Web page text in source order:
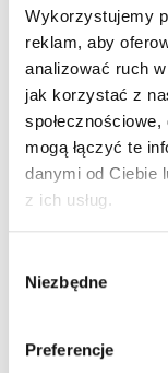
Wykorzystujemy
reklam, aby
analizować ruch
jak korzystać z
mogą łączyć te
danymi od Ciebie
z ich usług.
zgody
Niezbędne
Preferencje
Imię i
Adres e-mail: *
Numer telefonu:
Województwo: